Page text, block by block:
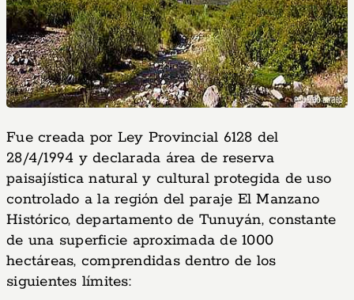
Fue creada por Ley Provincial 6128 del
28/4/1994 y declarada área de reserva
paisajística natural y cultural protegida de uso
controlado a la región del paraje El Manzano
Histórico, departamento de Tunuyán, constante
de una superficie aproximada de 1000
hectáreas, comprendidas dentro de los
siguientes límites: